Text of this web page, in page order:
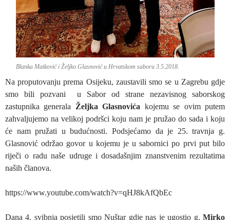
Blanka Matković i Željko Glasnović u Hrvatskom saboru 3.5.2018.
Na proputovanju prema Osijeku, zaustavili smo se u Zagrebu gdje
smo bili pozvani u Sabor od strane nezavisnog saborskog
zastupnika generala Željka Glasnovića kojemu se ovim putem
zahvaljujemo na velikoj podršci koju nam je pružao do sada i koju
će nam pružati u budućnosti. Podsjećamo da je 25. travnja g.
Glasnović održao govor u kojemu je u sabornici po prvi put bilo
riječi o radu naše udruge i dosadašnjim znanstvenim rezultatima
naših članova.
https://www.youtube.com/watch?v=qHJ8kAfQbEc
Dana 4. svibnja posjetili smo Nuštar gdje nas je ugostio g. Mirko